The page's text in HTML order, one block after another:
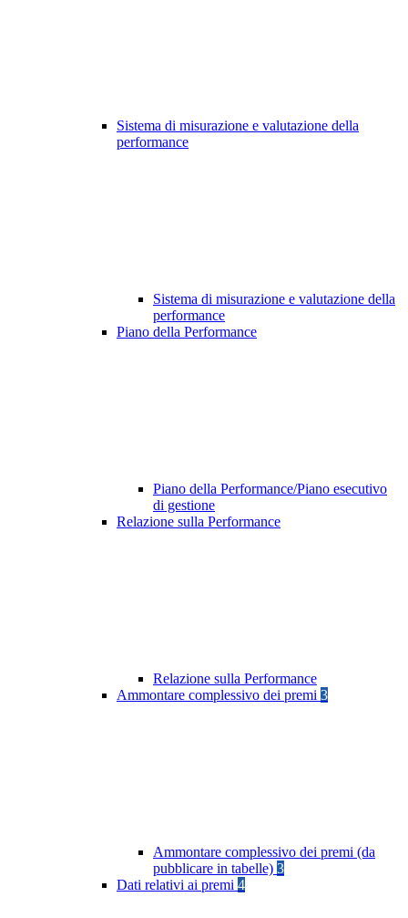
Sistema di misurazione e valutazione della
performance
Sistema di misurazione e valutazione della
performance
Piano della Performance
Piano della Performance/Piano esecutivo
di gestione
Relazione sulla Performance
Relazione sulla Performance
Ammontare complessivo dei premi 3
Ammontare complessivo dei premi (da
pubblicare in tabelle) 3
Dati relativi ai premi 4